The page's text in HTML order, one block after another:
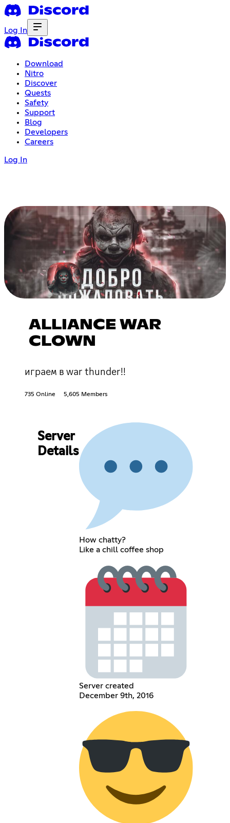
Log In
Download
Nitro
Discover
Quests
Safety
Support
Blog
Developers
Careers
Log In
ALLIANCE WAR
CLOWN
играем в war thunder!!
735 Online 5,605 Members
Server
Details
How chatty?
Like a chill coffee shop
Server created
December 9th, 2016